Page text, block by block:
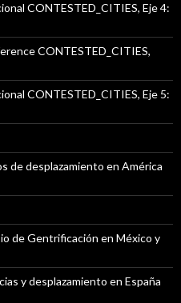
CONTESTED_CITIES, Eje 4:
CONTESTED_CITIES,
CONTESTED_CITIES, Eje 5:
de desplazamiento en América
de Gentrificación en México y
y desplazamiento en España